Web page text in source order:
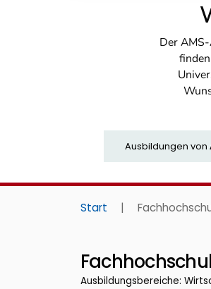
Der
Ausbildungen von
Start |
Ausbildungsbereiche: